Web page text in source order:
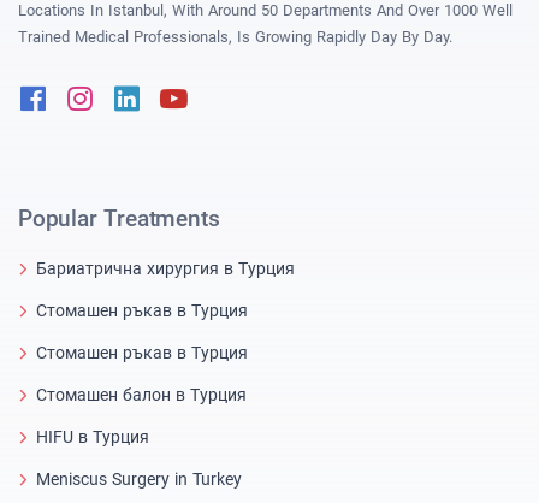
Locations In Istanbul, With Around 50 Departments And Over 1000 Well
Trained Medical Professionals, Is Growing Rapidly Day By Day.
FacebookInstagram
Linkedin
Popular Treatments
Бариатрична хирургия в Турция
Стомашен ръкав в Турция
Стомашен ръкав в Турция
Стомашен балон в Турция
HIFU в Турция
Meniscus Surgery in Turkey